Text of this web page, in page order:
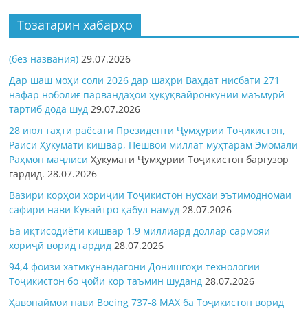
Тозатарин хабарҳо
(без названия) 29.07.2026
Дар шаш моҳи соли 2026 дар шаҳри Ваҳдат нисбати 271
нафар ноболиғ парвандаҳои ҳуқуқвайронкунии маъмурӣ
тартиб дода шуд 29.07.2026
28 июл таҳти раёсати Президенти Ҷумҳурии Тоҷикистон,
Раиси Ҳукумати кишвар, Пешвои миллат муҳтарам Эмомалӣ
Раҳмон маҷлисиҲукумати Ҷумҳурии Тоҷикистон баргузор
гардид.28.07.2026
Вазири корҳои хориҷии Тоҷикистон нусхаи эътимодномаи
сафири нави Кувайтро қабул намуд 28.07.2026
Ба иқтисодиёти кишвар 1,9 миллиард доллар сармояи
хориҷӣ ворид гардид 28.07.2026
94,4 фоизи хатмкунандагони Донишгоҳи технологии
Тоҷикистон бо ҷойи кор таъмин шуданд 28.07.2026
Ҳавопаймои нави Boeing 737-8 MAX ба Тоҷикистон ворид